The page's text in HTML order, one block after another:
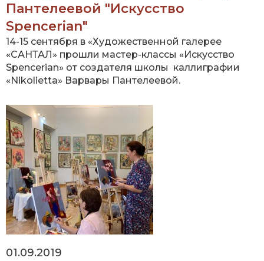
Пантелеевой "Искусство
Spencerian"
14-15 сентября в «Художественной галерее
«САНТАЛ» прошли мастер-классы «Искусство
Spencerian» от создателя школы каллиграфии
«Nikolietta» Варвары Пантелеевой.
01.09.2019